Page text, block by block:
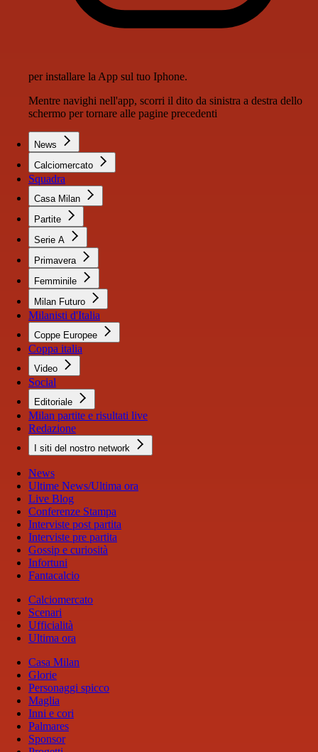
per installare la App sul tuo Iphone.
Mentre navighi nell'app, scorri il dito da sinistra a destra dello
schermo per tornare alle pagine precedenti
News
Calciomercato
Squadra
Casa Milan
Partite
Serie A
Primavera
Femminile
Milan Futuro
Milanisti d'Italia
Coppe Europee
Coppa italia
Video
Social
Editoriale
Milan partite e risultati live
Redazione
I siti del nostro network
News
Ultime News/Ultima ora
Live Blog
Conferenze Stampa
Interviste post partita
Interviste pre partita
Gossip e curiosità
Infortuni
Fantacalcio
Calciomercato
Scenari
Ufficialità
Ultima ora
Casa Milan
Glorie
Personaggi spicco
Maglia
Inni e cori
Palmares
Sponsor